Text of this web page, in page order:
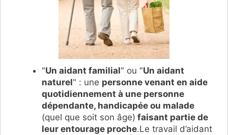
"Un aidant familial" ou "Un aidant
naturel" : une personne venant en aide
quotidiennement à une personne
dépendante, handicapée ou malade
(quel que soit son âge) faisant partie de
leur entourage proche.Le travail d’aidant